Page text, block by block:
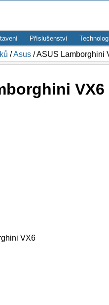
Příslušenství
/Asus / ASUS Lamborghini
VX6
VX6